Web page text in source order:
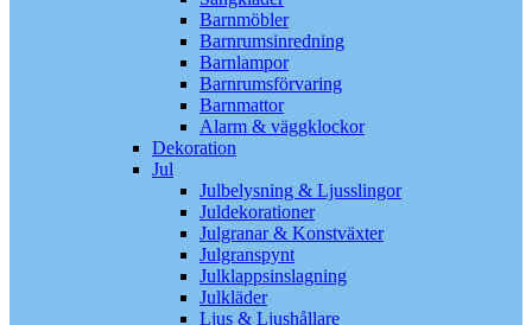
Barnmöbler
Barnrumsinredning
Barnlampor
Barnrumsförvaring
Barnmattor
Alarm & väggklockor
Dekoration
Jul
Julbelysning & Ljusslingor
Juldekorationer
Julgranar & Konstväxter
Julgranspynt
Julklappsinslagning
Julkläder
Ljus & Ljushållare